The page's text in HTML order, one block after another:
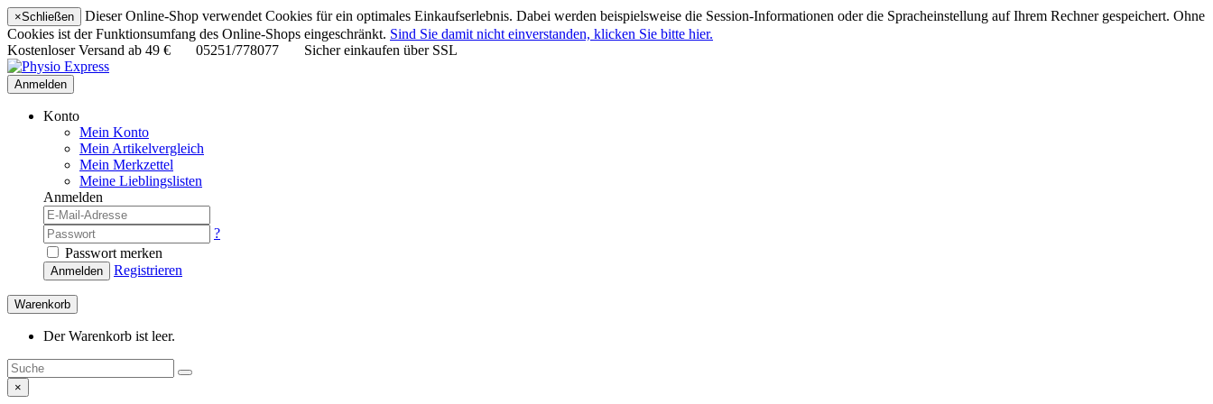
×Schließen
Dieser Online-Shop verwendet Cookies für ein optimales Einkaufserlebnis. Dabei werden beispielsweise die Session-Informationen oder die Spracheinstellung auf Ihrem Rechner gespeichert. Ohne
Cookies ist der Funktionsumfang des Online-Shops eingeschränkt. Sind Sie damit nicht einverstanden, klicken Sie bitte hier.
Kostenloser Versand ab 49 € 05251/778077 Sicher einkaufen über SSL
Anmelden
Konto
Mein Konto
Mein Artikelvergleich
Mein Merkzettel
Meine Lieblingslisten
Anmelden
?
Passwort merken
Anmelden Registrieren
Warenkorb
Der Warenkorb ist leer.
×